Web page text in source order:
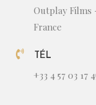
Outplay Films
France
TÉL
+33 4 57 03 17